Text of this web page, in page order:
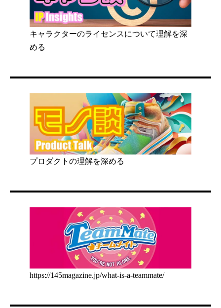
キャラクターのライセンスについて理解を深
める
プロダクトの理解を深める
https://145magazine.jp/what-is-a-teammate/